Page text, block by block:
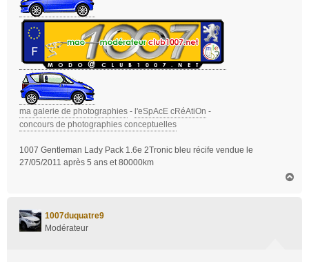
ma galerie de photographies - l'eSpAcE cRéAtiOn -
concours de photographies conceptuelles
1007 Gentleman Lady Pack 1.6e 2Tronic bleu récife vendue le
27/05/2011 après 5 ans et 80000km
1007duquatre9
Modérateur